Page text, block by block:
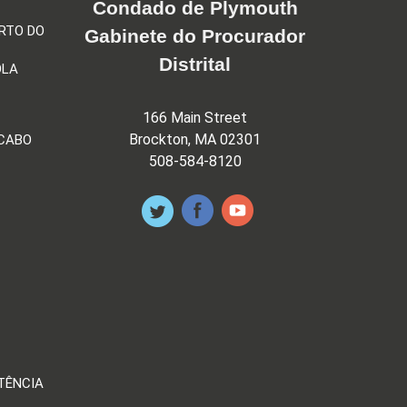
DO
Condado de Plymouth
Gabinete do Procurador
Distrital
166 Main Street
Brockton, MA 02301
508-584-8120